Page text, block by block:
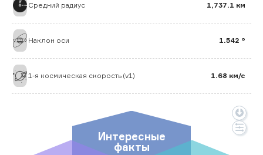
Средний радиус 1,737.1 км
Наклон оси 1.542 °
1-я космическая скорость (v1) 1.68 км/с
Интересные
факты